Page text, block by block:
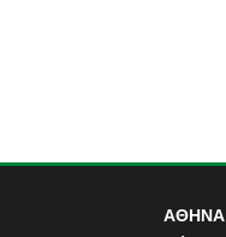
ΑΘΗΝΑ